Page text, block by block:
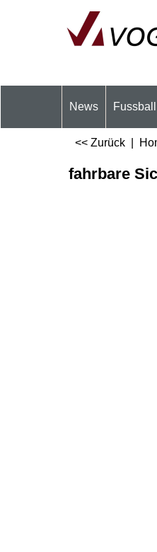
News Fussball
<< Zurück
fahrbare